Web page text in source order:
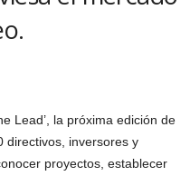
Lead’, la próxima edición de
directivos, inversores y
proyectos, establecer